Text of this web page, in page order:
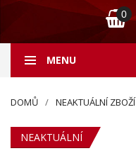
0
MENU
DOMŮ NEAKTUÁLNÍ ZBOŽÍ
NEAKTUÁLNÍ